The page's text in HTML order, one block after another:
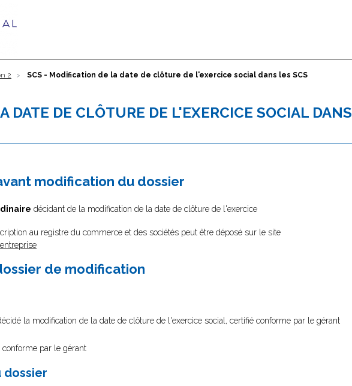
2 SCS - Modification de la date de clôture de l'exercice social dans les SCS
DATE DE CLÔTURE DE L'EXERCICE SOCIAL DANS
modification du dossier
décidant de la modification de la date de clôture de l'exercice
au registre du commerce et des sociétés peut être déposé sur le site
de modification
la modification de la date de clôture de l'exercice social, certifié conforme par le gérant
par le gérant
dossier